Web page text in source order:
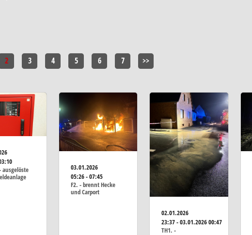
2 3 4 5 6 7 >>
ausgelöste
03.01.2026
05:26 - 07:45
F2. - brennt Hecke
und Carport
02.01.2026
23:37 - 03.01.2026 00:47
TH1. -